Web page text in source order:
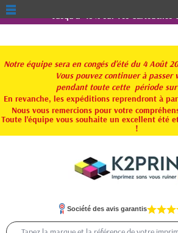
Jusqu'à -15% sur vos Cartouches
Notre équipe sera en congés d'été du 4 Août
Vous pouvez continuer à passer
pendant toute cette période
En revanche, les expéditions reprendront à
Nous vous remercions pour votre
Toute l'équipe vous souhaite un excellent été
!
Société des avis garantis